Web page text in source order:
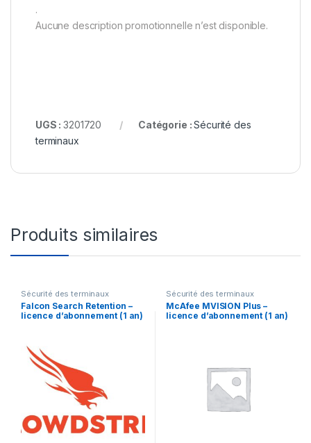
.
Aucune description promotionnelle n’est disponible.
UGS :3201720 Catégorie :Sécurité des
terminaux
Produits similaires
Sécurité des terminaux
Falcon Search Retention –
licence d’abonnement (1 an)
Sécurité des terminaux
McAfee MVISION Plus –
licence d’abonnement (1 an)